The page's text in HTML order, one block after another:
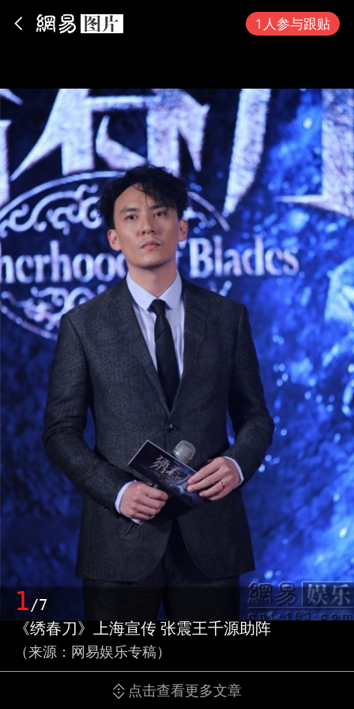
1人参与跟贴
1/7
《绣春刀》上海宣传 张震王千源助阵
（来源：网易娱乐专稿）
点击查看更多文章